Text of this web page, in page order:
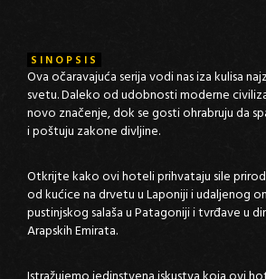
SINOPSIS
Ova očaravajuća serija vodi nas iza kulisa
svetu. Daleko od udobnosti moderne
novo značenje, dok se gosti ohrabruju da
i poštuju zakone divljine.
Otkrijte kako ovi hoteli prihvataju sile
od kućice na drvetu u Laponiji i udaljenog
pustinjskog salaša u Patagoniji i tvrđave u
Arapskih Emirata.